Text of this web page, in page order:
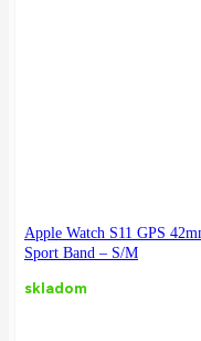
Apple Watch S11 GPS
Sport Band – S/M
skladom